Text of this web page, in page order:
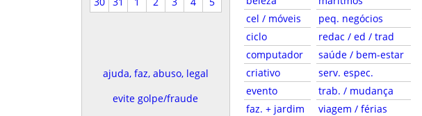
ajuda, faz, abuso, legal
evite golpe/fraude
cel / móveis
ciclo
computador
criativo
evento
faz. + jardim
peq. negócios
redac / ed / trad
saúde / bem-estar
serv. espec.
trab. / mudança
viagem / férias